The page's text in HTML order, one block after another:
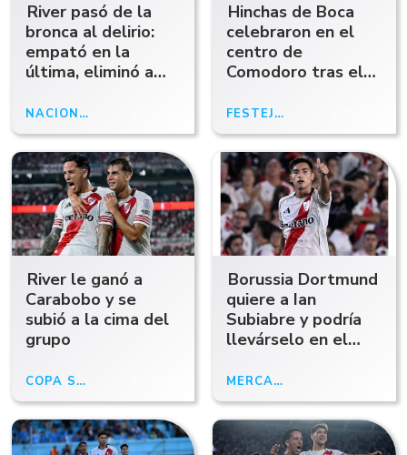
River pasó de la
bronca al delirio:
empató en la
última, eliminó a
clasificó a cuartos
NACIONALES
Hinchas de Boca
celebraron en el
centro de
Comodoro tras el
FESTEJOS
River le ganó a
Carabobo y se
subió a la cima del
grupo
COPA SUDAMERICANA
Borussia Dortmund
quiere a Ian
Subiabre y podría
llevárselo en el
MERCADO